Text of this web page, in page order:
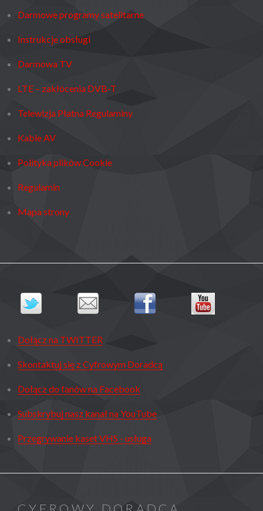
Darmowe programy satelitarne
Instrukcje obsługi
Darmowa TV
LTE – zakłócenia DVB-T
Telewizja Płatna Regulaminy
Kable AV
Polityka plików Cookie
Regulamin
Mapa strony
Dołącz na TWITTER
Skontaktuj się z Cyfrowym Doradcą
Dołącz do fanów na Facebook
Subskrybuj nasz kanał na YouTube
Przegrywanie kaset VHS - usługa